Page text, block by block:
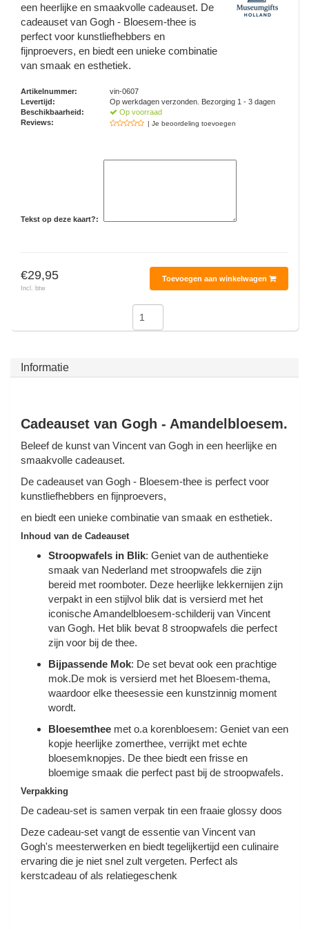
Piet Mondriaan
Maria Sibylla Merian
Jacob Marrel
Fabritius - Het puttertje
Oranje artikelen
Mokken en Pullen
Sinterklaas
Pillen en Spiegeldoosjes
Fotolijstjes
Koninghuis artikelen
Wandborden - Gekleurd en Delfts blauw
Peper en Zout stelletjes
Speelkaarten
Katoenen draagtassen
Opvouwbare Nylon tassen
Toilettassen - Make-up tassen
Rompers en Slabbetjes
Waaiers
Reis - Nekkussens
Boxershorts - Heren
Delfts blauwe wenskaarten
Delfts blauwe waxinehouders
Delfts blauwe mokken en bekers
Delfts blauwe tegels
Delfts blauw koffie-thee servies
Delfts blauwe Peper en Zoutstellen
Delfts blauwe magneten
Delfts blauwe Fashionitems
een heerlijke en smaakvolle cadeauset. De
cadeauset van Gogh - Bloesem-thee is
perfect voor kunstliefhebbers en
fijnproevers, en biedt een unieke combinatie
van smaak en esthetiek.
Artikelnummer:
vin-0607
Levertijd:
Op werkdagen verzonden. Bezorging 1 - 3 dagen
Beschikbaarheid:
Op voorraad
Reviews:
| Je beoordeling toevoegen
Tekst op deze kaart?:
€29,95
Incl. btw
Toevoegen aan winkelwagen
Informatie
Cadeauset van Gogh - Amandelbloesem.
Beleef de kunst van Vincent van Gogh in een heerlijke en
smaakvolle cadeauset.
De cadeauset van Gogh - Bloesem-thee is perfect voor
kunstliefhebbers en fijnproevers,
en biedt een unieke combinatie van smaak en esthetiek.
Inhoud van de Cadeauset
Stroopwafels in Blik: Geniet van de authentieke
smaak van Nederland met stroopwafels die zijn
bereid met roomboter. Deze heerlijke lekkernijen zijn
verpakt in een stijlvol blik dat is versierd met het
iconische Amandelbloesem-schilderij van Vincent
van Gogh. Het blik bevat 8 stroopwafels die perfect
zijn voor bij de thee.
Bijpassende Mok: De set bevat ook een prachtige
mok.De mok is versierd met het Bloesem-thema,
waardoor elke theesessie een kunstzinnig moment
wordt.
Bloesemthee met o.a korenbloesem: Geniet van een
kopje heerlijke zomerthee, verrijkt met echte
bloesemknopjes. De thee biedt een frisse en
bloemige smaak die perfect past bij de stroopwafels.
Verpakking
De cadeau-set is samen verpak tin een fraaie glossy doos
Deze cadeau-set vangt de essentie van Vincent van
Gogh's meesterwerken en biedt tegelijkertijd een culinaire
ervaring die je niet snel zult vergeten. Perfect als
kerstcadeau of als relatiegeschenk